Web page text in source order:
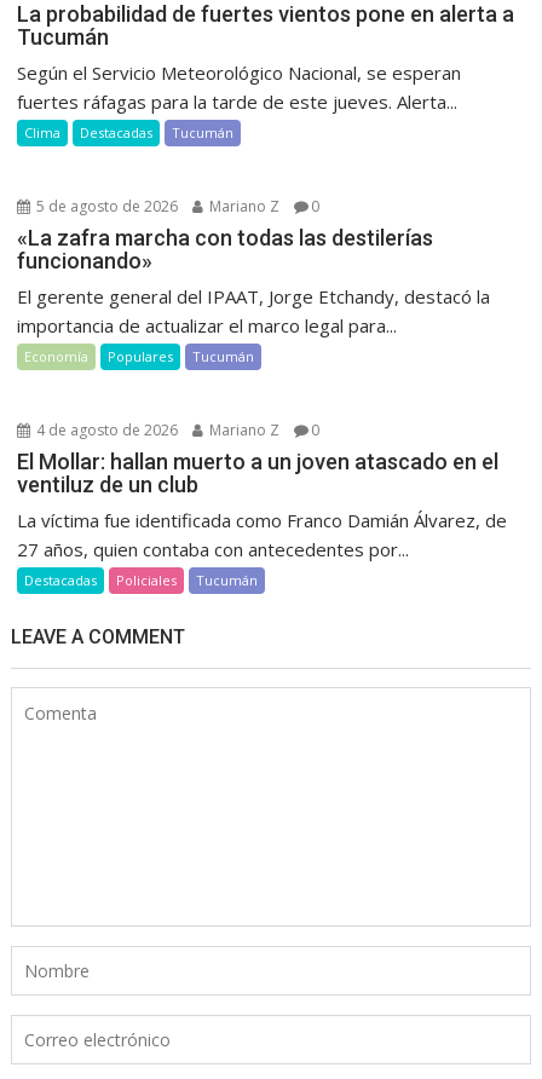
La probabilidad de fuertes vientos pone en alerta a
Tucumán
Según el Servicio Meteorológico Nacional, se esperan
fuertes ráfagas para la tarde de este jueves. Alerta...
Clima Destacadas Tucumán
5 de agosto de 2026 Mariano Z 0
«La zafra marcha con todas las destilerías
funcionando»
El gerente general del IPAAT, Jorge Etchandy, destacó la
importancia de actualizar el marco legal para...
Economía Populares Tucumán
4 de agosto de 2026 Mariano Z 0
El Mollar: hallan muerto a un joven atascado en el
ventiluz de un club
La víctima fue identificada como Franco Damián Álvarez, de
27 años, quien contaba con antecedentes por...
Destacadas Policiales Tucumán
LEAVE A COMMENT